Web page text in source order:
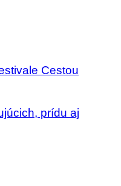
Cestou
prídu aj